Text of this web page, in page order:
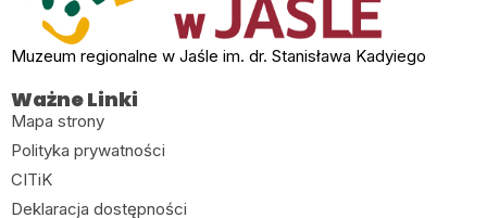
Muzeum regionalne w Jaśle im. dr. Stanisława Kadyiego
Ważne Linki
Mapa strony
Polityka prywatności
CITiK
Deklaracja dostępności